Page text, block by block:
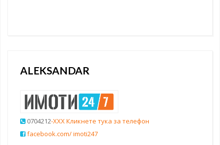
ALEKSANDAR
0704212-XXX Кликнете тука за телефон
facebook.com/ imoti247